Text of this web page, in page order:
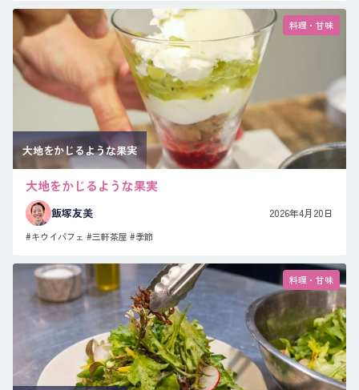
料理・甘味
大地をかじるような果実
大地をかじるような果実
飯塚友美 2026年4月20日
#キウイパフェ #三軒茶屋 #季節
料理・甘味